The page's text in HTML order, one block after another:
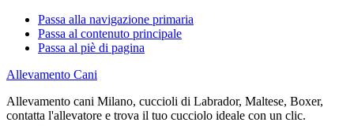
Passa alla navigazione primaria
Passa al contenuto principale
Passa al piè di pagina
Allevamento Cani
Allevamento cani Milano, cuccioli di Labrador, Maltese, Boxer,
contatta l'allevatore e trova il tuo cucciolo ideale con un clic.